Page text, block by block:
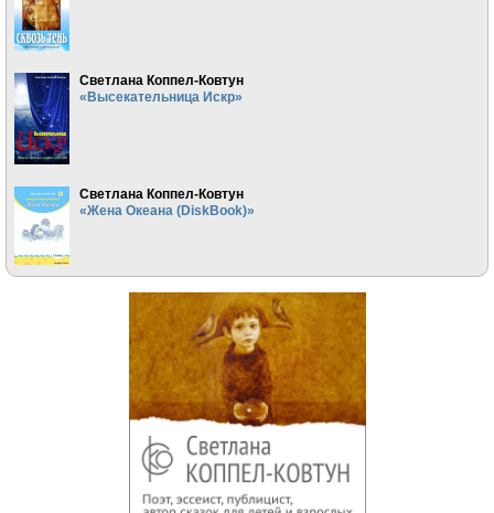
Светлана Коппел-Ковтун
«Высекательница Искр»
Светлана Коппел-Ковтун
«Жена Океана (DiskBook)»